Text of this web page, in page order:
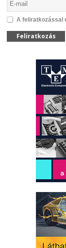
A feliratkozással
Feliratkozás